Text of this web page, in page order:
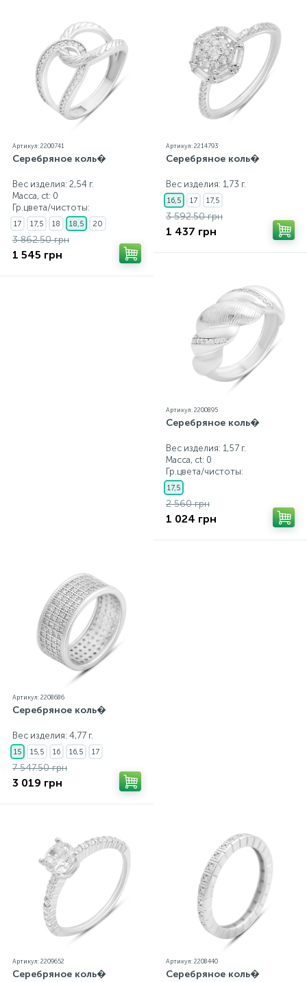
Артикул: 2200741
Серебряное коль�
Вес изделия: 2,54 г.
Масса, ct: 0
Гр.цвета/чистоты:
17 17,5 18 18,5 20
3 862.50 грн
1 545 грн
Артикул: 2214793
Серебряное коль�
Вес изделия: 1,73 г.
16,5 17 17,5
3 592.50 грн
1 437 грн
Артикул: 2200895
Серебряное коль�
Вес изделия: 1,57 г.
Масса, ct: 0
Гр.цвета/чистоты:
17,5
2 560 грн
1 024 грн
Артикул: 2208686
Серебряное коль�
Вес изделия: 4,77 г.
15 15,5 16 16,5 17
7 547.50 грн
3 019 грн
Артикул: 2209652
Серебряное коль�
Артикул: 2208440
Серебряное коль�